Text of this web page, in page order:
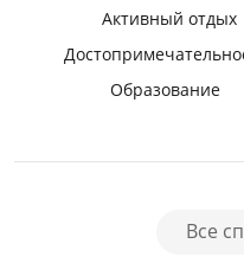
Активный отдых
Образование
Все